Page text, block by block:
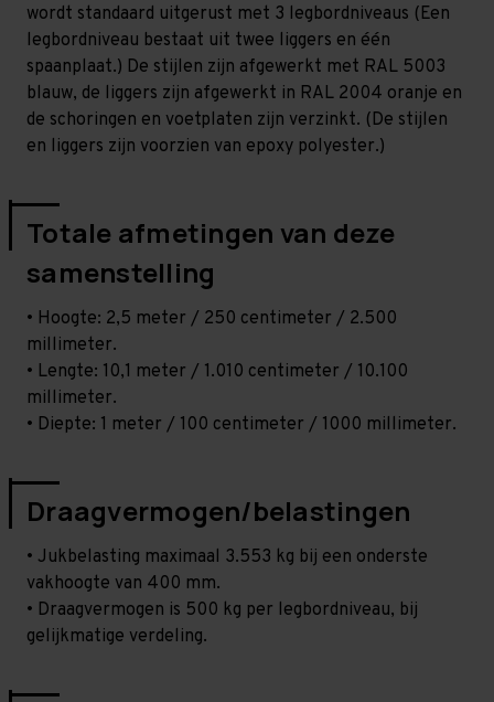
wordt standaard uitgerust met 3 legbordniveaus (Een
legbordniveau bestaat uit twee liggers en één
spaanplaat.) De stijlen zijn afgewerkt met RAL 5003
blauw, de liggers zijn afgewerkt in RAL 2004 oranje en
de schoringen en voetplaten zijn verzinkt. (De stijlen
en liggers zijn voorzien van epoxy polyester.)
Totale afmetingen van deze
samenstelling
• Hoogte: 2,5 meter / 250 centimeter / 2.500
millimeter.
• Lengte: 10,1 meter / 1.010 centimeter / 10.100
millimeter.
• Diepte: 1 meter / 100 centimeter / 1000 millimeter.
Draagvermogen/belastingen
• Jukbelasting maximaal 3.553 kg bij een onderste
vakhoogte van 400 mm.
• Draagvermogen is 500 kg per legbordniveau, bij
gelijkmatige verdeling.